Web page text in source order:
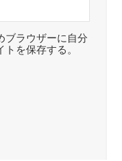
ブラウザーに自分
を保存する。